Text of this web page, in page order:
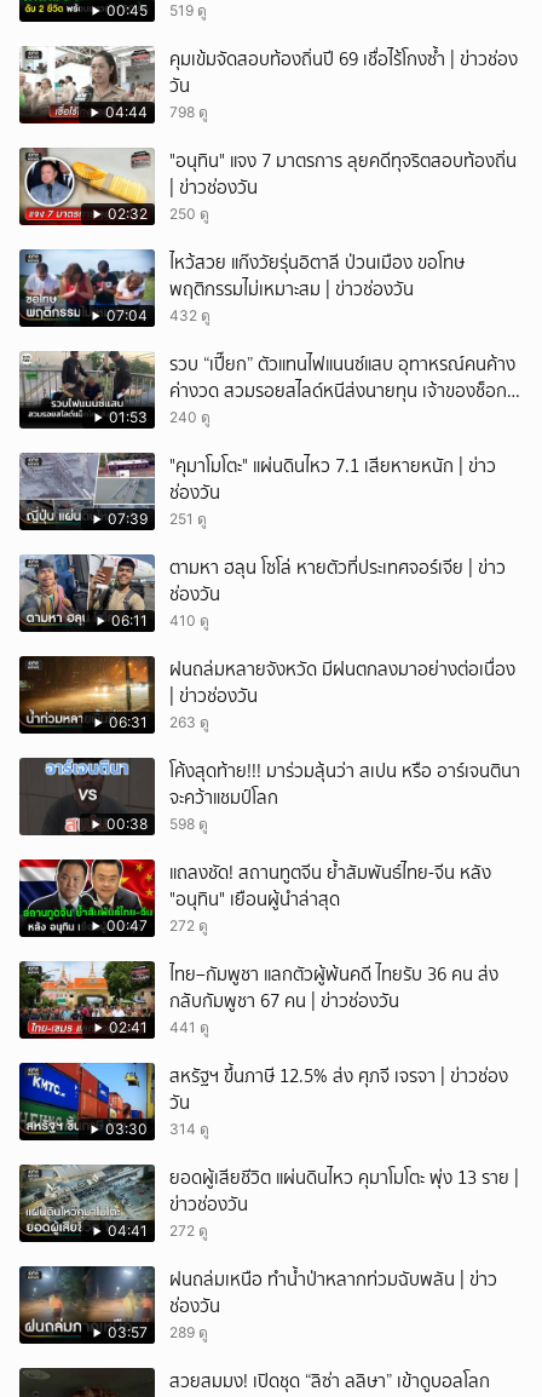
00:45 519 ดู
04:44
คุมเข้มจัดสอบท้องถิ่นปี 69 เชื่อไร้โกงซ้ำ | ข่าวช่อง
วัน
798 ดู
02:32
"อนุทิน" แจง 7 มาตรการ ลุยคดีทุจริตสอบท้องถิ่น
| ข่าวช่องวัน
250 ดู
07:04
ไหว้สวย แก๊งวัยรุ่นอิตาลี ป่วนเมือง ขอโทษ
พฤติกรรมไม่เหมาะสม | ข่าวช่องวัน
432 ดู
01:53
รวบ “เปี๊ยก” ตัวแทนไฟแนนซ์แสบ อุทาหรณ์คนค้าง
ค่างวด สวมรอยสไลด์หนีส่งนายทุน เจ้าของช็อก
หนี้ยังอยู่ - รถปลิว เสียหายกว่า 600,000 บาท
240 ดู
07:39
"คุมาโมโตะ" แผ่นดินไหว 7.1 เสียหายหนัก | ข่าว
ช่องวัน
251 ดู
06:11
ตามหา ฮลุน โซโล่ หายตัวที่ประเทศจอร์เจีย | ข่าว
ช่องวัน
410 ดู
06:31
ฝนถล่มหลายจังหวัด มีฝนตกลงมาอย่างต่อเนื่อง
| ข่าวช่องวัน
263 ดู
00:38
โค้งสุดท้าย!!! มาร่วมลุ้นว่า สเปน หรือ อาร์เจนตินา
จะคว้าแชมป์โลก
598 ดู
00:47
แถลงชัด! สถานทูตจีน ย้ำสัมพันธ์ไทย-จีน หลัง
"อนุทิน" เยือนผู้นำล่าสุด
272 ดู
02:41
ไทย–กัมพูชา แลกตัวผู้พ้นคดี ไทยรับ 36 คน ส่ง
กลับกัมพูชา 67 คน | ข่าวช่องวัน
441 ดู
03:30
สหรัฐฯ ขึ้นภาษี 12.5% ส่ง ศุภจี เจรจา | ข่าวช่อง
วัน
314 ดู
04:41
ยอดผู้เสียชีวิต แผ่นดินไหว คุมาโมโตะ พุ่ง 13 ราย |
ข่าวช่องวัน
272 ดู
03:57
ฝนถล่มเหนือ ทำน้ำป่าหลากท่วมฉับพลัน | ข่าว
ช่องวัน
289 ดู
สวยสมมง! เปิดชุด “ลิซ่า ลลิษา” เข้าดูบอลโลก